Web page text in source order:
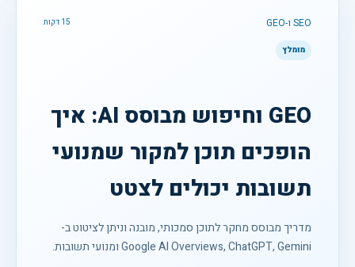
SEO ו-GEO 15 דקות
מומלץ
GEO וחיפוש מבוסס AI: איך
הופכים תוכן למקור שמנועי
תשובות יכולים לצטט
מדריך מבוסס מחקר לתוכן סמכותי, מובנה וניתן לציטוט ב-
Google AI Overviews, ChatGPT, Gemini ומנועי תשובות.